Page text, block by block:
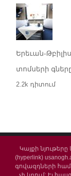
Երեւան-
տոմսերի
2.2k դիտում
Կայքի
(hyperlink)
գովազդների